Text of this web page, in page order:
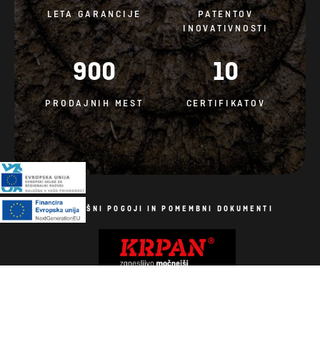
LETA GARANCIJE
PATENTOV
INOVATIVNOSTI
900
PRODAJNIH MEST
10
CERTIFIKATOV
SPLOŠNI POGOJI IN POMEMBNI DOKUMENTI